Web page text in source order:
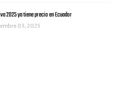
2025 ya tiene precio en Ecuador
03, 2025